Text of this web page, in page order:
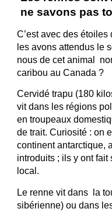
ne savons pas
C’est avec des
les avons attendus le
nous de cet animal
caribou au Canada ?
Cervidé trapu (180
vit dans les régions
en troupeaux
de trait. Curiosité : on
continent antarctique,
introduits ; ils y ont fait
local.
Le renne vit dans la
sibérienne) ou dans